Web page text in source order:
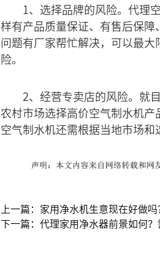
1、选择品牌的风险。代理
样有产品质量保证、有售后保
问题有厂家帮忙解决，可以最
险。
2、经营专卖店的风险。就
农村市场选择高价空气制水机
空气制水机还需根据当地市场和
上一篇：家用净水机生意现在好做
下一篇：代理家用净水器前景如何